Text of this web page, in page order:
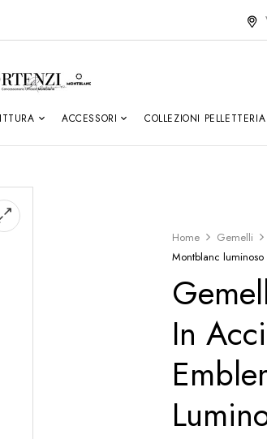
ACCESSORI COLLEZIONI PELLETTERIA
Home Gemelli
Montblanc luminoso
In